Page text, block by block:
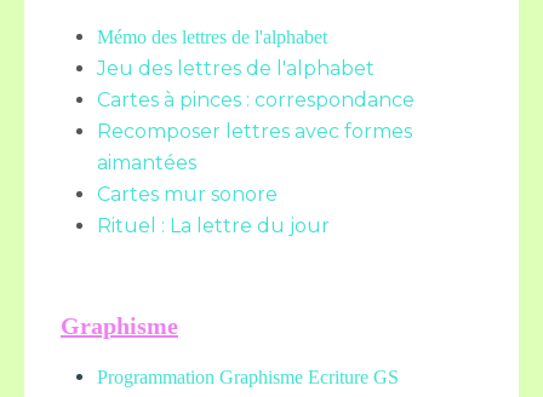
Mémo des lettres de l'alphabet
Jeu des lettres de l'alphabet
Cartes à pinces : correspondance
Recomposer lettres avec formes
aimantées
Cartes mur sonore
Rituel : La lettre du jour
Graphisme
Programmation Graphisme Ecriture GS